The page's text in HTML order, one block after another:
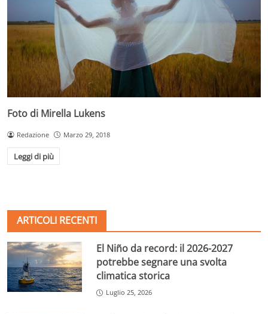
Foto di Mirella Lukens
Redazione Marzo 29, 2018
Leggi di più
ARTICOLI RECENTI
El Niño da record: il 2026-2027
potrebbe segnare una svolta
climatica storica
Luglio 25, 2026